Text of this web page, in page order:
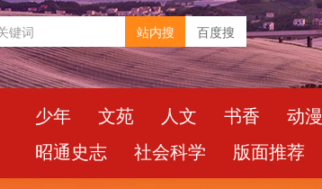
站内搜 百度搜
少年 文苑 人文 书香
动漫
昭通史志
社会科学 版面推荐